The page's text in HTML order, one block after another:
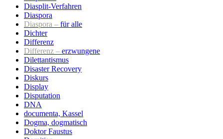
Diasplit-Verfahren
Diaspora
Diaspora – für alle
Dichter
Differenz
Differenz – erzwungene
Dilettantismus
Disaster Recovery
Diskurs
Display
Disputation
DNA
documenta, Kassel
Dogma, dogmatisch
Doktor Faustus